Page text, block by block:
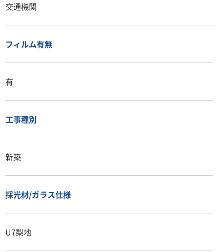
交通機関
フィルム有無
有
工事種別
新築
採光材/ガラス仕様
U7梨地